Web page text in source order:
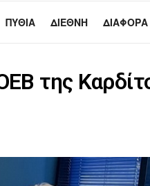
ΠΥΘΊΑ ΔΙΕΘΝΉ ΔΙΆΦΟΡΑ
της